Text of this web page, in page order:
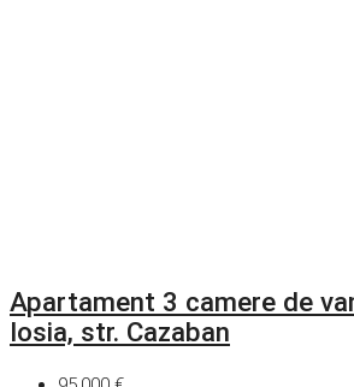
Apartament 3 camere de
Iosia, str. Cazaban